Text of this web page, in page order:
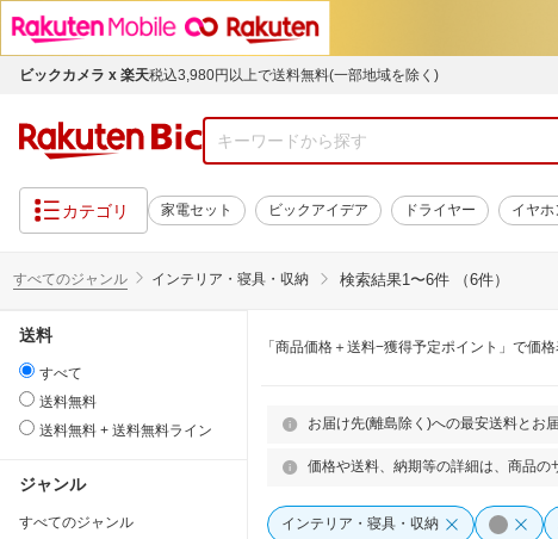
ビックカメラ x 楽天税込3,980円以上で送料無料(一部地域を除く)
カテゴリ 家電セット ビックアイデア ドライヤー イヤホ
すべてのジャンル インテリア・寝具・収納 検索結果1〜6件 （6件）
送料
すべて
送料無料
送料無料 + 送料無料ライン
ジャンル
すべてのジャンル
「商品価格＋送料−獲得予定ポイント」で価
お届け先(離島除く)への最安送料とお
価格や送料、納期等の詳細は、商品
インテリア・寝具・収納